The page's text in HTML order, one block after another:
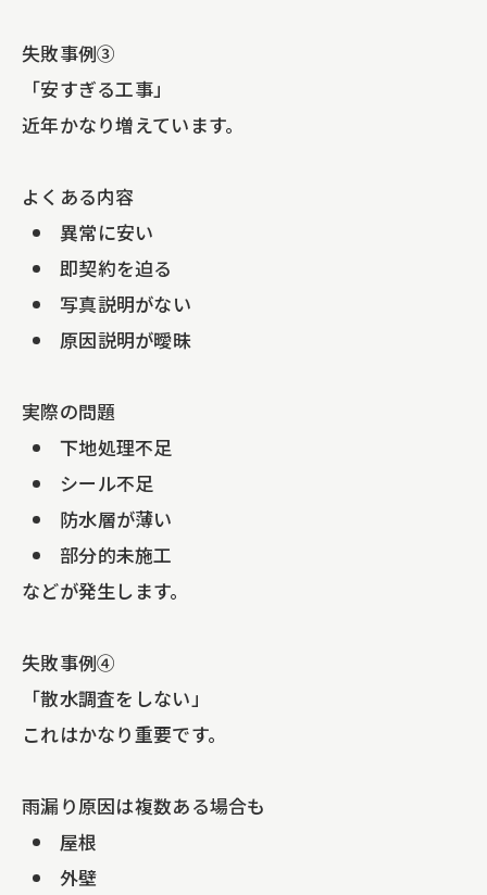
失敗事例③
「安すぎる工事」
近年かなり増えています。
よくある内容
異常に安い
即契約を迫る
写真説明がない
原因説明が曖昧
実際の問題
下地処理不足
シール不足
防水層が薄い
部分的未施工
などが発生します。
失敗事例④
「散水調査をしない」
これはかなり重要です。
雨漏り原因は複数ある場合も
屋根
外壁